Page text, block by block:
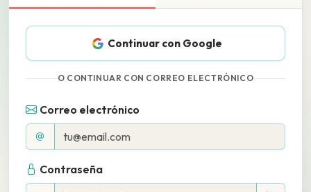
Continuar con Google
O CONTINUAR CON CORREO ELECTRÓNICO
Correo electrónico
Contraseña